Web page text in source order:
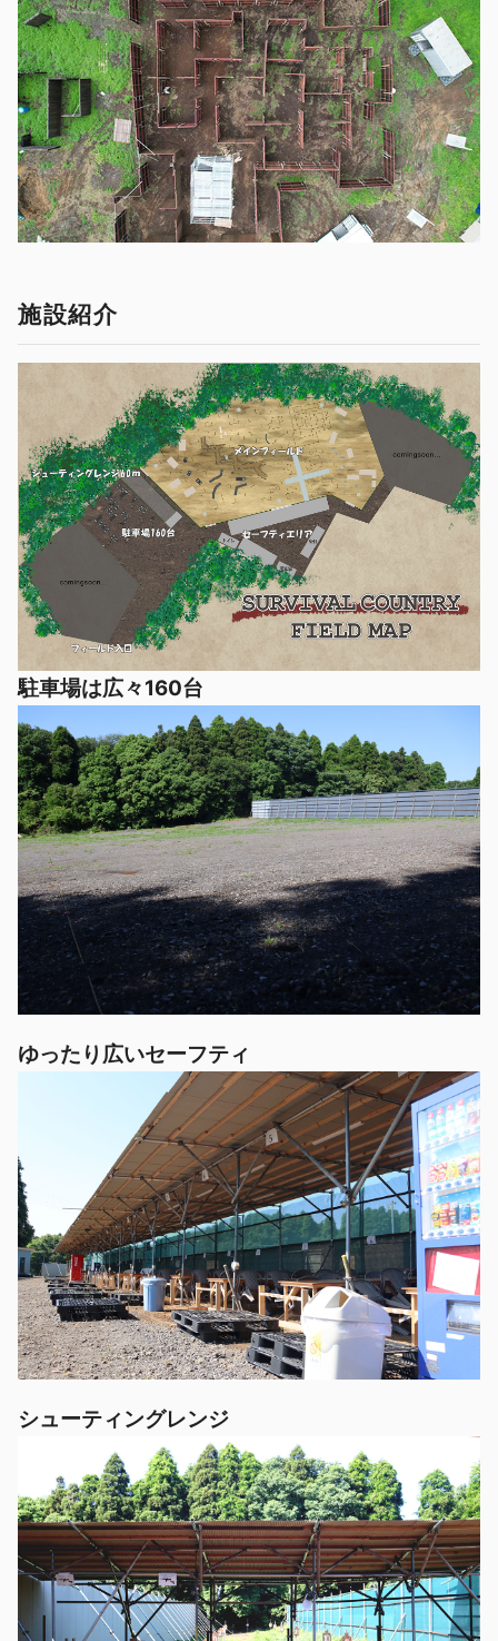
施設紹介
駐車場は広々160台
ゆったり広いセーフティ
シューティングレンジ